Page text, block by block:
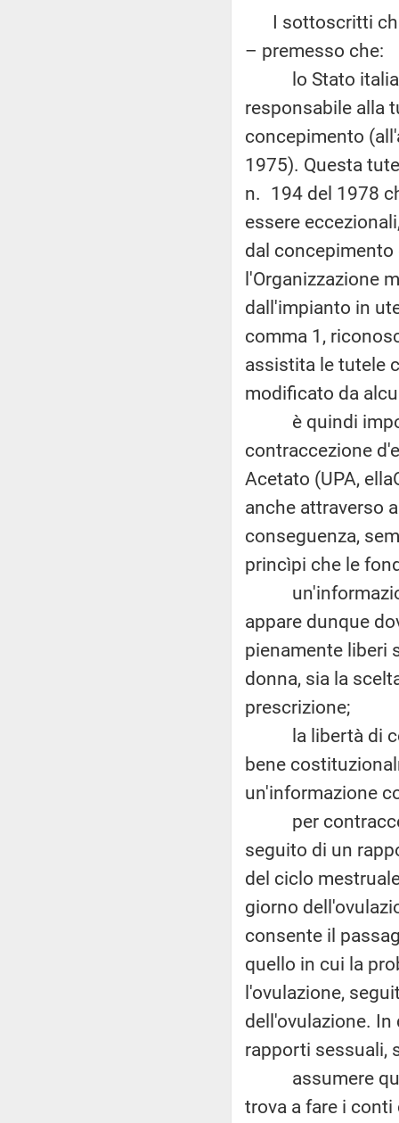
I sottoscritti
– premesso che:
lo Stato
responsabile alla
concepimento
1975). Questa
n. 194 del 1978
essere
dal concepimento
l'Organizzazione
dall'impianto in
comma 1,
assistita le tutele
modificato da
è quindi
contraccezione
Acetato (UPA,
anche attraverso
conseguenza,
princìpi che le
appare dunque
pienamente liberi
donna, sia la
prescrizione;
la libertà di
bene
un'informazione
per
seguito di un
del ciclo
giorno
consente il
quello in cui la
l'ovulazione,
dell'ovulazione.
rapporti sessuali,
assumere
trova a fare i